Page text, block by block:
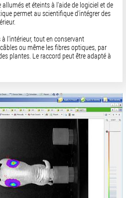
et éteints à l'aide de logiciel et de
permet au scientifique d'intégrer des
l'intérieur, tout en conservant
ou même les fibres optiques, par
plantes. Le raccord peut être adapté à